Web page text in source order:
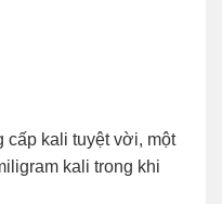
cấp kali tuyệt vời, một
kali trong khi